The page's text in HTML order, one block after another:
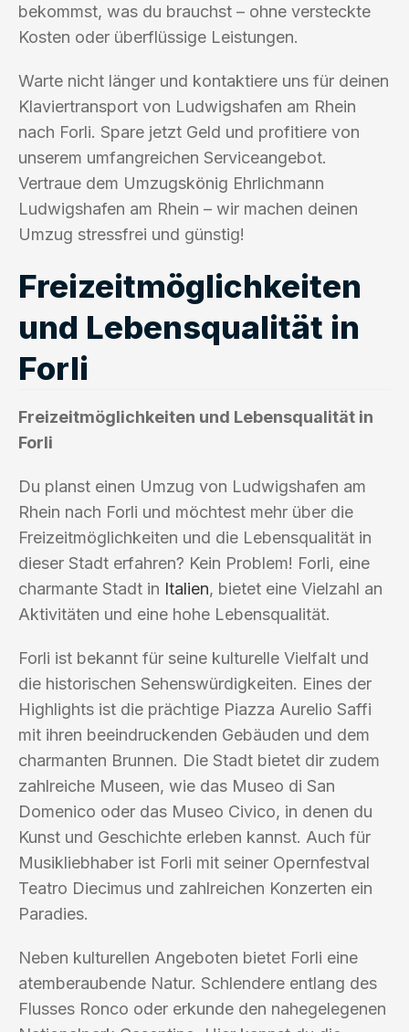
bekommst, was du brauchst – ohne versteckte
Kosten oder überflüssige Leistungen.
Warte nicht länger und kontaktiere uns für deinen
Klaviertransport von Ludwigshafen am Rhein
nach Forli. Spare jetzt Geld und profitiere von
unserem umfangreichen Serviceangebot.
Vertraue dem Umzugskönig Ehrlichmann
Ludwigshafen am Rhein – wir machen deinen
Umzug stressfrei und günstig!
Freizeitmöglichkeiten
und Lebensqualität in
Forli
Freizeitmöglichkeiten und Lebensqualität in
Forli
Du planst einen Umzug von Ludwigshafen am
Rhein nach Forli und möchtest mehr über die
Freizeitmöglichkeiten und die Lebensqualität in
dieser Stadt erfahren? Kein Problem! Forli, eine
charmante Stadt in Italien, bietet eine Vielzahl an
Aktivitäten und eine hohe Lebensqualität.
Forli ist bekannt für seine kulturelle Vielfalt und
die historischen Sehenswürdigkeiten. Eines der
Highlights ist die prächtige Piazza Aurelio Saffi
mit ihren beeindruckenden Gebäuden und dem
charmanten Brunnen. Die Stadt bietet dir zudem
zahlreiche Museen, wie das Museo di San
Domenico oder das Museo Civico, in denen du
Kunst und Geschichte erleben kannst. Auch für
Musikliebhaber ist Forli mit seiner Opernfestval
Teatro Diecimus und zahlreichen Konzerten ein
Paradies.
Neben kulturellen Angeboten bietet Forli eine
atemberaubende Natur. Schlendere entlang des
Flusses Ronco oder erkunde den nahegelegenen